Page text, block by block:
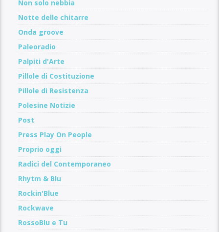
Non solo nebbia
Notte delle chitarre
Onda groove
Paleoradio
Palpiti d'Arte
Pillole di Costituzione
Pillole di Resistenza
Polesine Notizie
Post
Press Play On People
Proprio oggi
Radici del Contemporaneo
Rhytm & Blu
Rockin'Blue
Rockwave
RossoBlu e Tu